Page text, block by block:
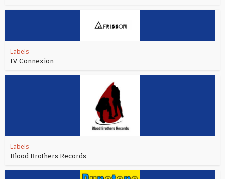
Labels
IV Connexion
Labels
Blood Brothers Records